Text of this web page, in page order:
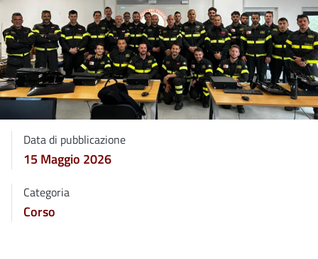
Data di pubblicazione
15 Maggio 2026
Categoria
Corso